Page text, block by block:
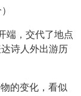
端，交代了地点
诗人外出游历
的变化，看似